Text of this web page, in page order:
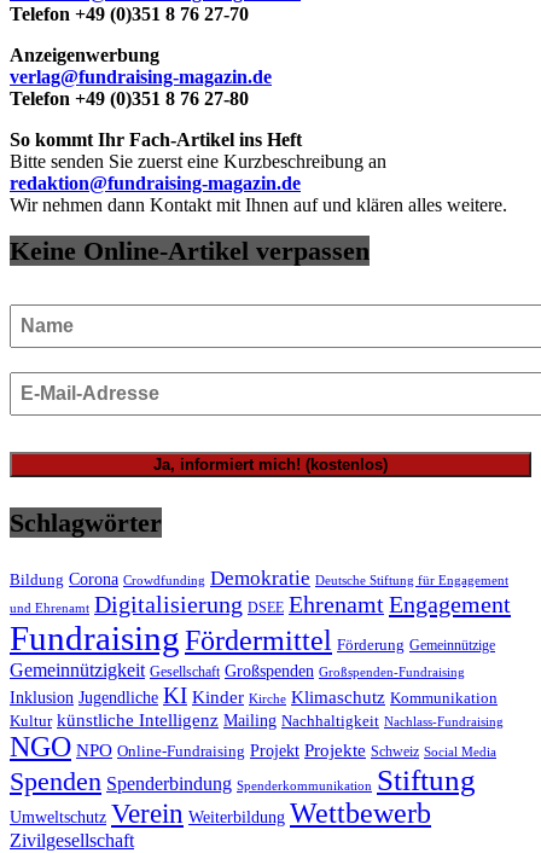
Telefon +49 (0)351 8 76 27-70
Anzeigenwerbung
verlag@fundraising-magazin.de
Telefon +49 (0)351 8 76 27-80
So kommt Ihr Fach-Artikel ins Heft
Bitte senden Sie zuerst eine Kurzbeschreibung an
redaktion@fundraising-magazin.de
Wir nehmen dann Kontakt mit Ihnen auf und klären alles weitere.
Keine Online-Artikel verpassen
Schlagwörter
Bildung Corona Crowdfunding Demokratie Deutsche Stiftung für Engagement
und Ehrenamt Digitalisierung DSEE EhrenamtEngagement
FundraisingFördermittel Förderung Gemeinnützige
Gemeinnützigkeit Gesellschaft Großspenden Großspenden-Fundraising
Inklusion Jugendliche KI Kinder Kirche Klimaschutz Kommunikation
Kultur künstliche Intelligenz Mailing Nachhaltigkeit Nachlass-Fundraising
NGO NPO Online-Fundraising Projekt Projekte Schweiz Social Media
Spenden Spenderbindung Spenderkommunikation Stiftung
Umweltschutz Verein Weiterbildung Wettbewerb
Zivilgesellschaft